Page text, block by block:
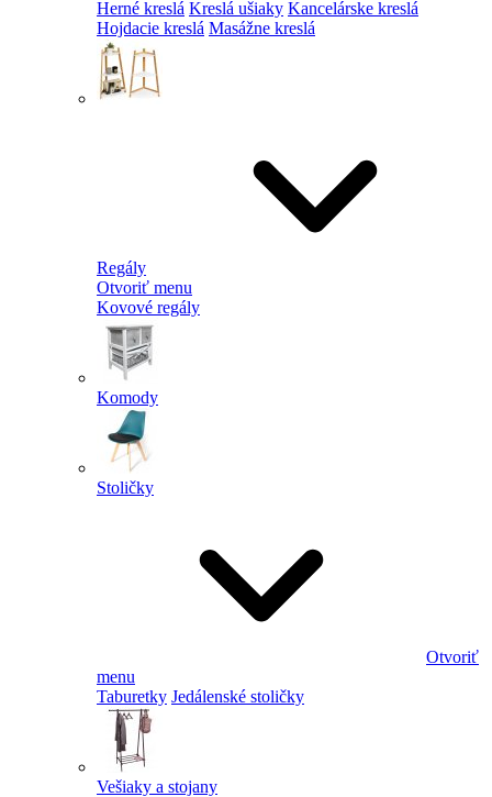
Herné kreslá Kreslá ušiaky Kancelárske kreslá
Hojdacie kreslá Masážne kreslá
Regály
Otvoriť menu
Kovové regály
Komody
Stoličky
Otvoriť
menu
Taburetky Jedálenské stoličky
Vešiaky a stojany